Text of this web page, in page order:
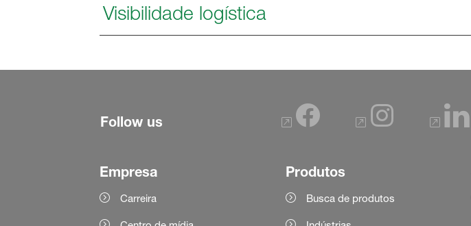
Visibilidade logística
Follow us
Empresa
Carreira
Produtos
Busca de produtos